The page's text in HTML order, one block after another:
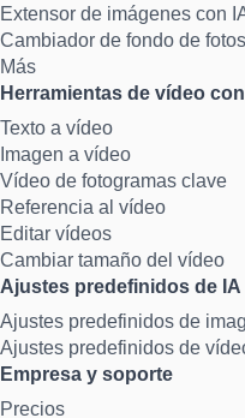
Extensor de imágenes con
Cambiador de fondo de
Más
Herramientas de vídeo
Texto a vídeo
Imagen a vídeo
Vídeo de fotogramas clave
Referencia al vídeo
Editar vídeos
Cambiar tamaño del vídeo
Ajustes predefinidos de IA
Ajustes predefinidos de
Ajustes predefinidos de
Empresa y soporte
Precios